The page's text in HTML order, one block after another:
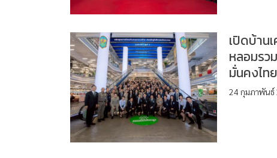
เปิดบ้าน
หลอมรว
มั่นคงไท
24 กุมภาพัน